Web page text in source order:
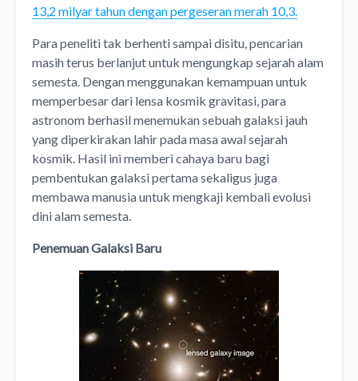
13,2 milyar tahun dengan pergeseran merah 10,3.
Para peneliti tak berhenti sampai disitu, pencarian
masih terus berlanjut untuk mengungkap sejarah alam
semesta. Dengan menggunakan kemampuan untuk
memperbesar dari lensa kosmik gravitasi, para
astronom berhasil menemukan sebuah galaksi jauh
yang diperkirakan lahir pada masa awal sejarah
kosmik. Hasil ini memberi cahaya baru bagi
pembentukan galaksi pertama sekaligus juga
membawa manusia untuk mengkaji kembali evolusi
dini alam semesta.
Penemuan Galaksi Baru